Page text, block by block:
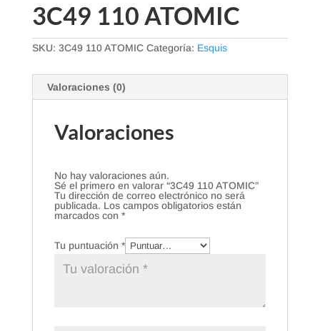
3C49 110 ATOMIC
SKU: 3C49 110 ATOMIC Categoría: Esquis
Valoraciones (0)
Valoraciones
No hay valoraciones aún.
Sé el primero en valorar “3C49 110 ATOMIC”
Tu dirección de correo electrónico no será
publicada. Los campos obligatorios están
marcados con *
Tu puntuación *